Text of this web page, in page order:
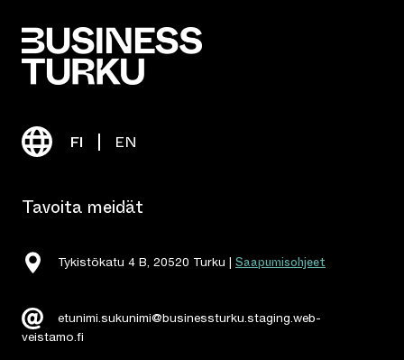
FI EN
Tavoita meidät
Tykistökatu 4 B, 20520 Turku | Saapumisohjeet
etunimi.sukunimi@businessturku.staging.web-
veistamo.fi